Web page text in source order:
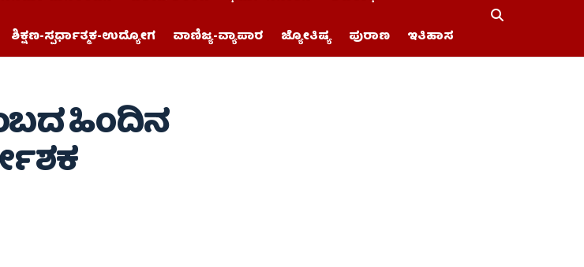
ಶಿಕ್ಷಣ-ಸ್ಪರ್ಧಾತ್ಮಕ-ಉದ್ಯೋಗ ವಾಣಿಜ್ಯ-ವ್ಯಾಪಾರ ಜ್ಯೋತಿಷ್ಯ ಪುರಾಣ ಇತಿಹಾಸ
ಹಿಂದಿನ